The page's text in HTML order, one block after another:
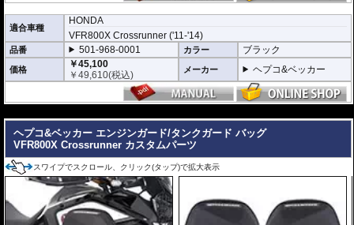
肉厚スチールの加工が施されている車両接合ポイントはトライ&エラーより導
きだされた耐衝撃性に優れた構造です。
また多点支持や、パイプのつなぎ方も差し込みタイプとすることで、充分な強
度を確保。
これらのこだわりを元に、各所にツーリングライフの向上に貢献できるよう工
夫が施されています。
※501-992-0001はオプションにエンジンガード/タンクガード バッグがありま
適合車種
HONDA
VFR800X Crossrunner ('11-'14)
品番 501-968-0001 カラー ブラック
価格
￥45,100
￥49,610(税込) メーカー ヘプコ&ベッカー
ヘプコ&ベッカー エンジンガード/タンクガード バッグ
VFR800X Crossrunner カスタムパーツ
スワイプでスクロール、クリック(タップ)で拡大表示